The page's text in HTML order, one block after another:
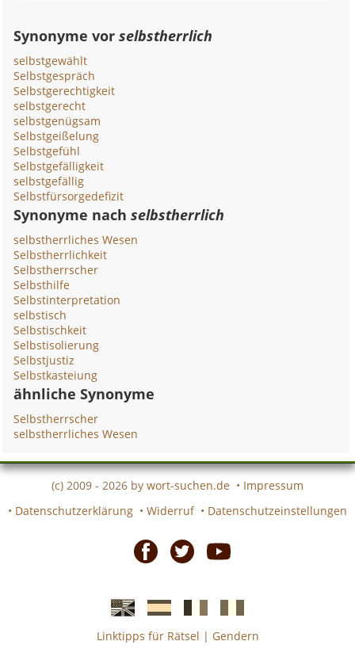
Synonyme vorselbstherrlich
selbstgewählt
Selbstgespräch
Selbstgerechtigkeit
selbstgerecht
selbstgenügsam
Selbstgeißelung
Selbstgefühl
Selbstgefälligkeit
selbstgefällig
Selbstfürsorgedefizit
Synonyme nachselbstherrlich
selbstherrliches Wesen
Selbstherrlichkeit
Selbstherrscher
Selbsthilfe
Selbstinterpretation
selbstisch
Selbstischkeit
Selbstisolierung
Selbstjustiz
Selbstkasteiung
ähnliche Synonyme
Selbstherrscher
selbstherrliches Wesen
(c) 2009 - 2026 by wort-suchen.de • Impressum
• Datenschutzerklärung • Widerruf • Datenschutzeinstellungen
EnglischeSpanischefranzösicheitalienische
Linktipps für Rätsel | Gendern